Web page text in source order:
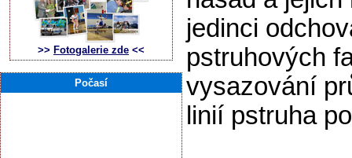
jedinci
pstruhových
vysazování
linií pstruha
>> Fotogalerie zde <<
Počasí